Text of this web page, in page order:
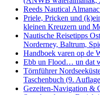
Reeds Nautical
Priele, Pricken und
kleinen Kreuzern und
Nautische Reisetipps
Norderney, Baltrum,
Handboek varen op de
Ebb un Flood… un dat
Törnführer
Taschenbuch (9. Auflage
Gezeiten-Navigation &